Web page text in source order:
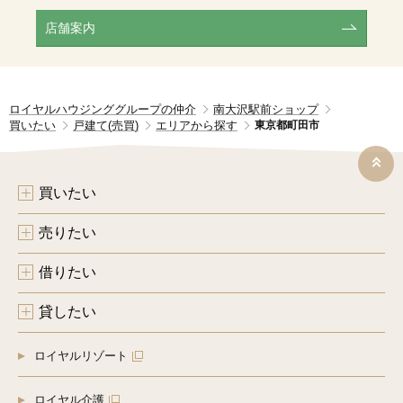
店舗案内
ロイヤルハウジンググループの仲介
南大沢駅前ショップ
買いたい
戸建て(売買) エリアから探す 東京都町田市
買いたい
売りたい
借りたい
貸したい
ロイヤルリゾート
ロイヤル介護